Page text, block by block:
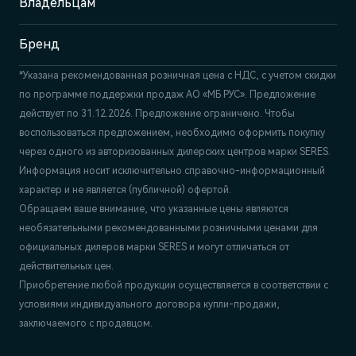
Бренд
*Указана рекомендованная розничная цена c НДС, с учетом скидки
по программе поддержки продаж АО «МБ РУС». Предложение
действует по 31.12.2026. Предложение ограничено. Чтобы
воспользоваться предложением, необходимо оформить покупку
через одного из авторизованных дилерских центров марки SERES.
Информация носит исключительно справочно-информационный
характер и не является (публичной) офертой.
Обращаем ваше внимание, что указанные цены являются
необязательными рекомендованными розничными ценами для
официальных дилеров марки SERES и могут отличаться от
действительных цен.
Приобретение любой продукции осуществляется в соответствии с
условиями индивидуального договора купли-продажи,
заключаемого с продавцом.